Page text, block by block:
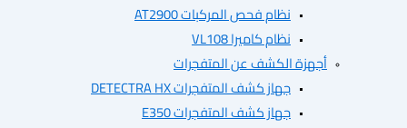
نظام فحص المركبات AT2900
نظام كاميرا VL108
أجهزة الكشف عن المتفجرات
جهاز كشف المتفجرات DETECTRA HX
جهاز كشف المتفجرات E350